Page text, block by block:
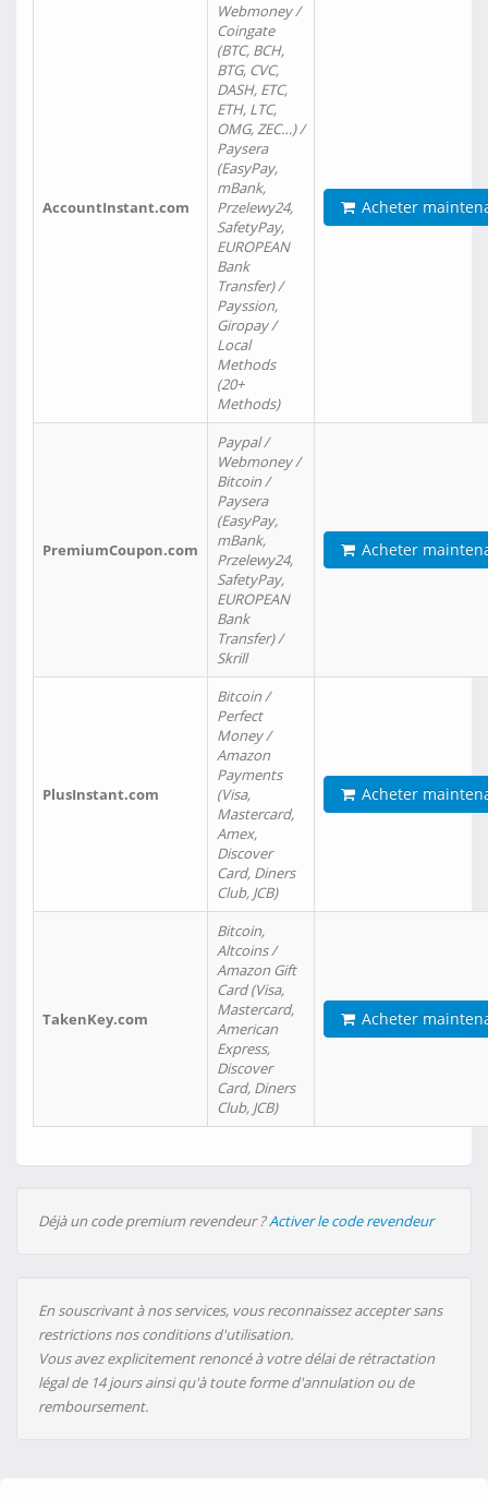
AccountInstant.com
Webmoney /
Coingate
(BTC, BCH,
BTG, CVC,
DASH, ETC,
ETH, LTC,
OMG, ZEC…) /
Paysera
(EasyPay,
mBank,
Przelewy24,
SafetyPay,
EUROPEAN
Bank
Transfer) /
Payssion,
Giropay /
Local
Methods
(20+
Methods)
Acheter
PremiumCoupon.com
Paypal /
Webmoney /
Bitcoin /
Paysera
(EasyPay,
mBank,
Przelewy24,
SafetyPay,
EUROPEAN
Bank
Transfer) /
Skrill
Acheter
PlusInstant.com
Bitcoin /
Perfect
Money /
Amazon
Payments
(Visa,
Mastercard,
Amex,
Discover
Card, Diners
Club, JCB)
Acheter
TakenKey.com
Bitcoin,
Altcoins /
Amazon Gift
Card (Visa,
Mastercard,
American
Express,
Discover
Card, Diners
Club, JCB)
Acheter
Déjà un code premium revendeur ?Activer le code revendeur
En souscrivant à nos services, vous reconnaissez accepter sans
restrictions nos conditions d'utilisation.
Vous avez explicitement renoncé à votre délai de rétractation
légal de 14 jours ainsi qu'à toute forme d'annulation ou de
remboursement.